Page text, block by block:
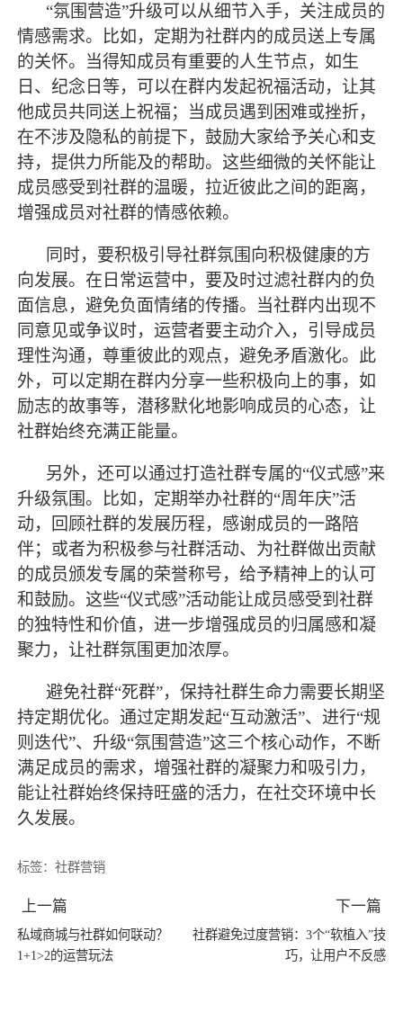
“氛围营造”升级可以从细节入手，关注成员的
情感需求。比如，定期为社群内的成员送上专属
的关怀。当得知成员有重要的人生节点，如生
日、纪念日等，可以在群内发起祝福活动，让其
他成员共同送上祝福；当成员遇到困难或挫折，
在不涉及隐私的前提下，鼓励大家给予关心和支
持，提供力所能及的帮助。这些细微的关怀能让
成员感受到社群的温暖，拉近彼此之间的距离，
增强成员对社群的情感依赖。
同时，要积极引导社群氛围向积极健康的方
向发展。在日常运营中，要及时过滤社群内的负
面信息，避免负面情绪的传播。当社群内出现不
同意见或争议时，运营者要主动介入，引导成员
理性沟通，尊重彼此的观点，避免矛盾激化。此
外，可以定期在群内分享一些积极向上的事，如
励志的故事等，潜移默化地影响成员的心态，让
社群始终充满正能量。
另外，还可以通过打造社群专属的“仪式感”来
升级氛围。比如，定期举办社群的“周年庆”活
动，回顾社群的发展历程，感谢成员的一路陪
伴；或者为积极参与社群活动、为社群做出贡献
的成员颁发专属的荣誉称号，给予精神上的认可
和鼓励。这些“仪式感”活动能让成员感受到社群
的独特性和价值，进一步增强成员的归属感和凝
聚力，让社群氛围更加浓厚。
避免社群“死群”，保持社群生命力需要长期坚
持定期优化。通过定期发起“互动激活”、进行“规
则迭代”、升级“氛围营造”这三个核心动作，不断
满足成员的需求，增强社群的凝聚力和吸引力，
能让社群始终保持旺盛的活力，在社交环境中长
久发展。
标签：社群营销
上一篇
私域商城与社群如何联动？
1+1>2的运营玩法
下一篇
社群避免过度营销：3个“软植入”技
巧，让用户不反感